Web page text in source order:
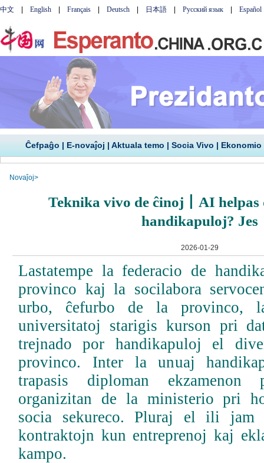
Ĉefpaĝo | E-novaĵoj | Aktuala temo | Socia Vivo | Ekonomio
Novaĵoj>
Teknika vivo de ĉinoj丨AI helpas
handikapuloj? Jes
2026-01-29
Lastatempe la federacio de
provinco kaj la socilabora
urbo, ĉefurbo de la provinco,
universitatoj starigis kurson pri
trejnado por handikapuloj el
provinco. Inter la unuaj
trapasis diploman ekzamenon
organizitan de la ministerio pri
socia sekureco. Pluraj el ili jam
kontraktojn kun entreprenoj kaj
kampo.